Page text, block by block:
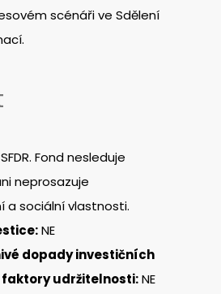
scénáři ve Sdělení
Fond nesleduje
neprosazuje
a sociální vlastnosti.
NE
dopady investičních
udržitelnosti:NE